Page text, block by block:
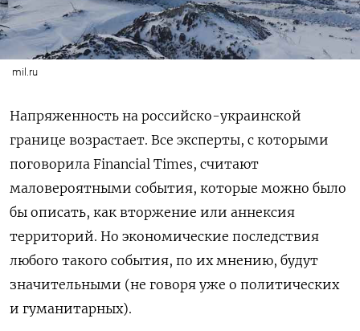
mil.ru
Напряженность на российско-украинской
границе возрастает. Все эксперты, с которыми
поговорила Financial Times, считают
маловероятными события, которые можно было
бы описать, как вторжение или аннексия
территорий. Но экономические последствия
любого такого события, по их мнению, будут
значительными (не говоря уже о политических
и гуманитарных).